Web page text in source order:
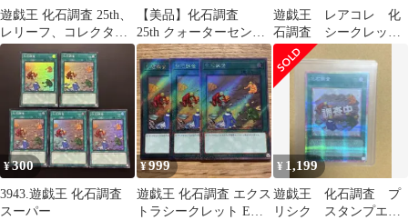
遊戯王 化石調査 25th、
レリーフ、コレクター
ズレア 1枚ずつ
【美品】化石調査
25th クォーターセンチ
ュリーシークレットレ
ア クオシク
遊戯王 レアコレ 化
石調査 シークレッ
ト 未使用品
¥300
3943.遊戯王 化石調査
スーパー
¥999
遊戯王 化石調査 エクス
トラシークレット EX
¥ 1,199
遊戯王 化石調査 プ
リシク スタンプエデ